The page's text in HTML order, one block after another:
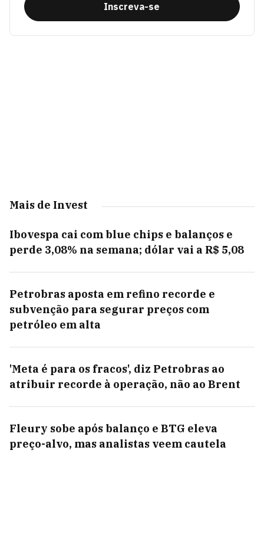
Inscreva-se
Mais de Invest
Ibovespa cai com blue chips e balanços e
perde 3,08% na semana; dólar vai a R$ 5,08
Petrobras aposta em refino recorde e
subvenção para segurar preços com
petróleo em alta
'Meta é para os fracos', diz Petrobras ao
atribuir recorde à operação, não ao Brent
Fleury sobe após balanço e BTG eleva
preço-alvo, mas analistas veem cautela